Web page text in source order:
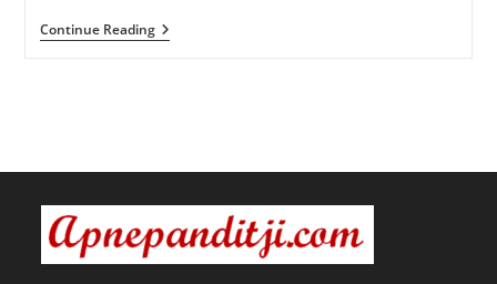
Continue Readingगोवर्धन
पूजा
ये
बिगड़
जाएंगे
बनते
हुए